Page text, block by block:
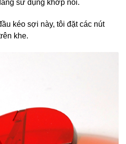
sử dụng khớp nối.
kéo sợi này, tôi đặt các nút
khe.